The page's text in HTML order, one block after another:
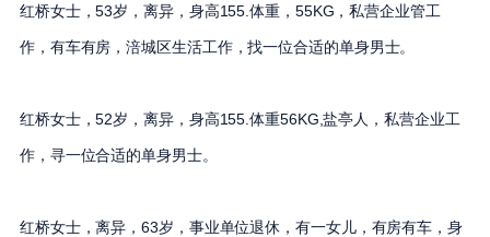
红桥女士，53岁，离异，身高155.体重，55KG，私营企业管工
作，有车有房，涪城区生活工作，找一位合适的单身男士。
红桥女士，52岁，离异，身高155.体重56KG,盐亭人，私营企业工
作，寻一位合适的单身男士。
红桥女士，离异，63岁，事业单位退休，有一女儿，有房有车，身